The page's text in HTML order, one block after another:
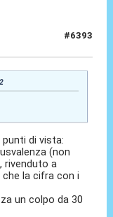
#6393
di vista:
(non
rivenduto a
la cifra con i
un colpo da 30